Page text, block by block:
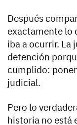
Después
exactamente lo
iba a ocurrir. La
detención
cumplido:
judicial.
Pero lo
historia no está